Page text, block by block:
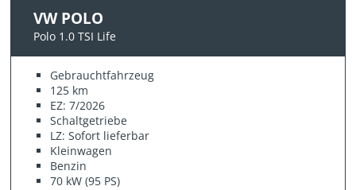
VW POLO
Polo 1.0 TSI Life
Gebrauchtfahrzeug
125 km
EZ: 7/2026
Schaltgetriebe
LZ: Sofort lieferbar
Kleinwagen
Benzin
70 kW (95 PS)